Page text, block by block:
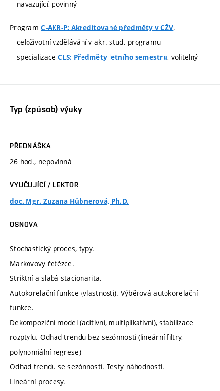
navazující, povinný
ProgramC-AKR-P: Akreditované předměty v CŽV,
celoživotní vzdělávání v akr. stud. programu
specializace CLS: Předměty letního semestru, volitelný
Typ (způsob) výuky
PŘEDNÁŠKA
26 hod., nepovinná
VYUČUJÍCÍ / LEKTOR
doc. Mgr. Zuzana Hübnerová, Ph.D.
OSNOVA
Stochastický proces, typy.
Markovovy řetězce.
Striktní a slabá stacionarita.
Autokorelační funkce (vlastnosti). Výběrová autokorelační
funkce.
Dekompoziční model (aditivní, multiplikativní), stabilizace
rozptylu. Odhad trendu bez sezónnosti (lineární filtry,
polynomiální regrese).
Odhad trendu se sezónností. Testy náhodnosti.
Lineární procesy.